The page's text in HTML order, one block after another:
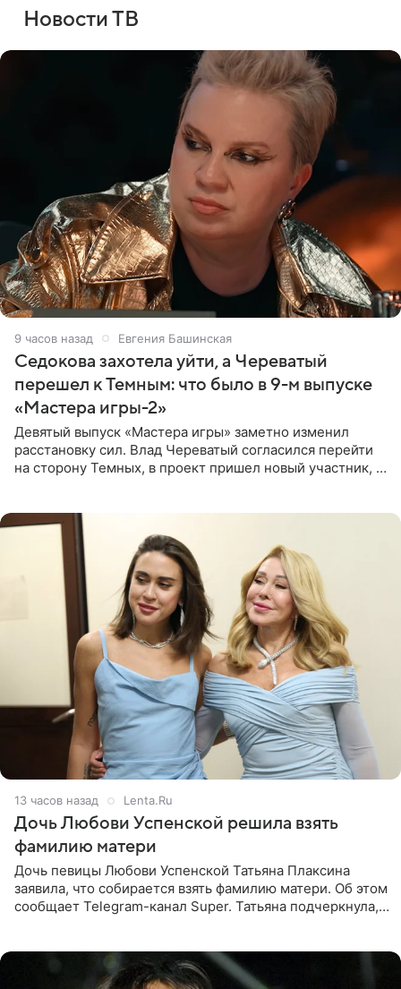
Регистрация
Новости ТВ
9 часов назад Евгения Башинская
Седокова захотела уйти, а Череватый
перешел к Темным: что было в 9-м выпуске
«Мастера игры-2»
Девятый выпуск «Мастера игры» заметно изменил
расстановку сил. Влад Череватый согласился перейти
на сторону Темных, в проект пришел новый участник, а
13 часов назад Lenta.Ru
Дочь Любови Успенской решила взять
фамилию матери
Дочь певицы Любови Успенской Татьяна Плаксина
заявила, что собирается взять фамилию матери. Об этом
сообщает Telegram-канал Super. Татьяна подчеркнула,